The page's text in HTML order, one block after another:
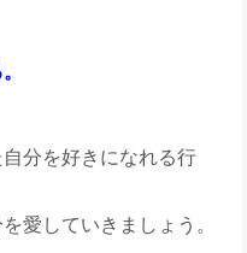
分を好きになれる行
愛していきましょう。